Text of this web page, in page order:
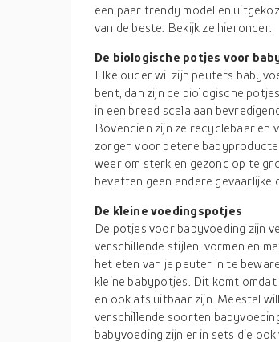
een paar trendy modellen
van de beste. Bekijk ze hieronder.
De biologische potjes voor
Elke ouder wil zijn peuters
bent, dan zijn de biologische
in een breed scala aan
Bovendien zijn ze recyclebaar en
zorgen voor betere
weer om sterk en gezond op te
bevatten geen andere gevaarlijke
De kleine voedingspotjes
De potjes voor babyvoeding zijn
verschillende stijlen, vormen en
het eten van je peuter in te
kleine babypotjes. Dit komt
en ook afsluitbaar zijn. Meestal
verschillende soorten
babyvoeding zijn er in sets die